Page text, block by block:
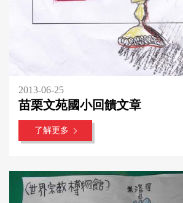
2013-06-25
苗栗文苑國小回饋文章
了解更多